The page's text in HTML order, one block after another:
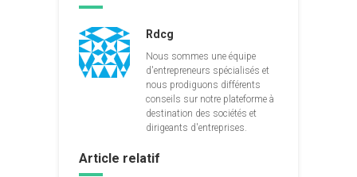
Rdcg
Nous sommes une équipe
d'entrepreneurs spécialisés et
nous prodiguons différents
conseils sur notre plateforme à
destination des sociétés et
dirigeants d'entreprises.
Article relatif